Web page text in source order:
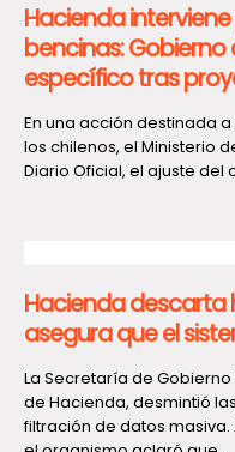
Hacienda
bencinas:
específico tras
En una acción destinada
los chilenos, el Ministerio
Diario Oficial, el ajuste del
Hacienda descarta
asegura que el
La Secretaría de
de Hacienda, desmintió
filtración de datos